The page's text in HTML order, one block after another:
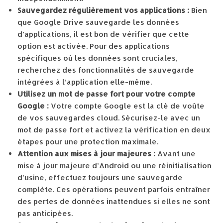
Sauvegardez régulièrement vos applications : Bien
que Google Drive sauvegarde les données
d’applications, il est bon de vérifier que cette
option est activée. Pour des applications
spécifiques où les données sont cruciales,
recherchez des fonctionnalités de sauvegarde
intégrées à l’application elle-même.
Utilisez un mot de passe fort pour votre compte
Google : Votre compte Google est la clé de voûte
de vos sauvegardes cloud. Sécurisez-le avec un
mot de passe fort et activez la vérification en deux
étapes pour une protection maximale.
Attention aux mises à jour majeures : Avant une
mise à jour majeure d’Android ou une réinitialisation
d’usine, effectuez toujours une sauvegarde
complète. Ces opérations peuvent parfois entraîner
des pertes de données inattendues si elles ne sont
pas anticipées.